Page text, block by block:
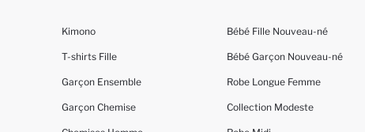
Kimono
T-shirts Fille
Garçon Ensemble
Garçon Chemise
Bébé Fille Nouveau-né
Bébé Garçon Nouveau-né
Robe Longue Femme
Collection Modeste